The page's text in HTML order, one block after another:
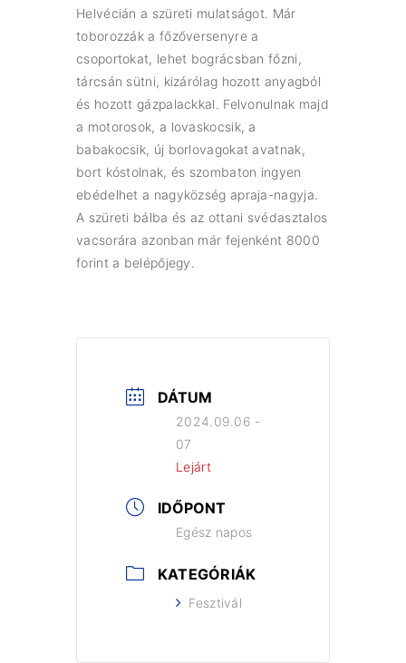
Helvécián a szüreti mulatságot. Már
toborozzák a főzőversenyre a
csoportokat, lehet bográcsban főzni,
tárcsán sütni, kizárólag hozott anyagból
és hozott gázpalackkal. Felvonulnak majd
a motorosok, a lovaskocsik, a
babakocsik, új borlovagokat avatnak,
bort kóstolnak, és szombaton ingyen
ebédelhet a nagyközség apraja-nagyja.
A szüreti bálba és az ottani svédasztalos
vacsorára azonban már fejenként 8000
forint a belépőjegy.
DÁTUM
2024.09.06 -
07
Lejárt
IDŐPONT
Egész napos
KATEGÓRIÁK
Fesztivál